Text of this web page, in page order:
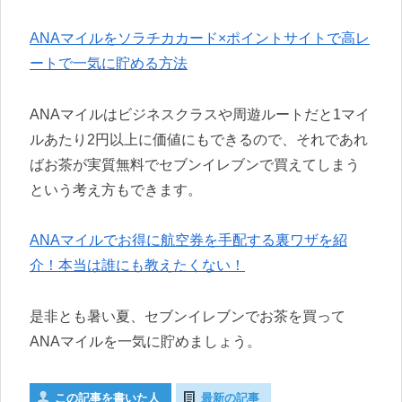
ANAマイルをソラチカカード×ポイントサイトで高レ
ートで一気に貯める方法
ANAマイルはビジネスクラスや周遊ルートだと1マイ
ルあたり2円以上に価値にもできるので、それであれ
ばお茶が実質無料でセブンイレブンで買えてしまう
という考え方もできます。
ANAマイルでお得に航空券を手配する裏ワザを紹
介！本当は誰にも教えたくない！
是非とも暑い夏、セブンイレブンでお茶を買って
ANAマイルを一気に貯めましょう。
この記事を書いた人 最新の記事